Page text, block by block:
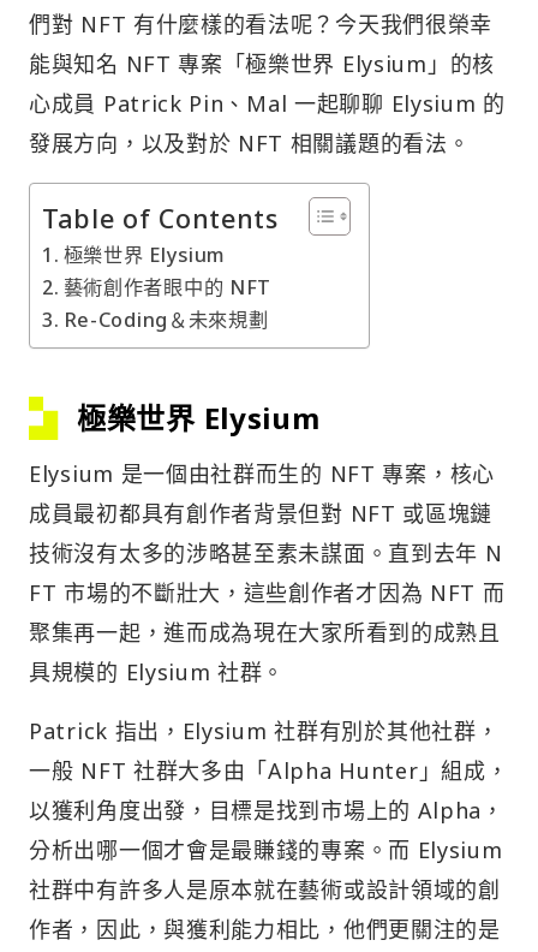
們對 NFT 有什麼樣的看法呢？今天我們很榮幸
能與知名 NFT 專案「極樂世界 Elysium」的核
心成員 Patrick Pin、Mal 一起聊聊 Elysium 的
發展方向，以及對於 NFT 相關議題的看法。
Table of Contents
極樂世界 Elysium
藝術創作者眼中的 NFT
Re-Coding＆未來規劃
極樂世界 Elysium
Elysium 是一個由社群而生的 NFT 專案，核心
成員最初都具有創作者背景但對 NFT 或區塊鏈
技術沒有太多的涉略甚至素未謀面。直到去年 N
FT 市場的不斷壯大，這些創作者才因為 NFT 而
聚集再一起，進而成為現在大家所看到的成熟且
具規模的 Elysium 社群。
Patrick 指出，Elysium 社群有別於其他社群，
一般 NFT 社群大多由「Alpha Hunter」組成，
以獲利角度出發，目標是找到市場上的 Alpha，
分析出哪一個才會是最賺錢的專案。而 Elysium
社群中有許多人是原本就在藝術或設計領域的創
作者，因此，與獲利能力相比，他們更關注的是